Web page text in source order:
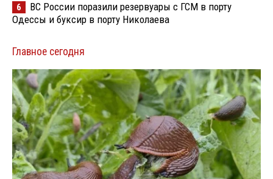
6
ВС России поразили резервуары с ГСМ в порту
Одессы и буксир в порту Николаева
Главное сегодня